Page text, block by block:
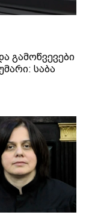
გამოწვევები
საბა